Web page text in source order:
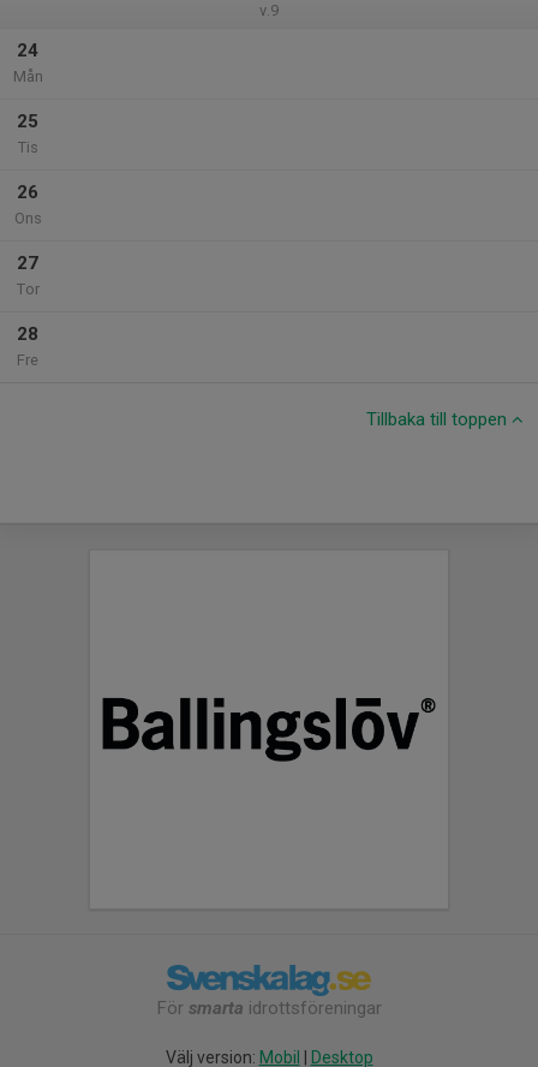
v.9
24
Mån
25
Tis
26
Ons
27
Tor
28
Fre
Tillbaka till toppen
För smarta idrottsföreningar
Välj version: Mobil Desktop